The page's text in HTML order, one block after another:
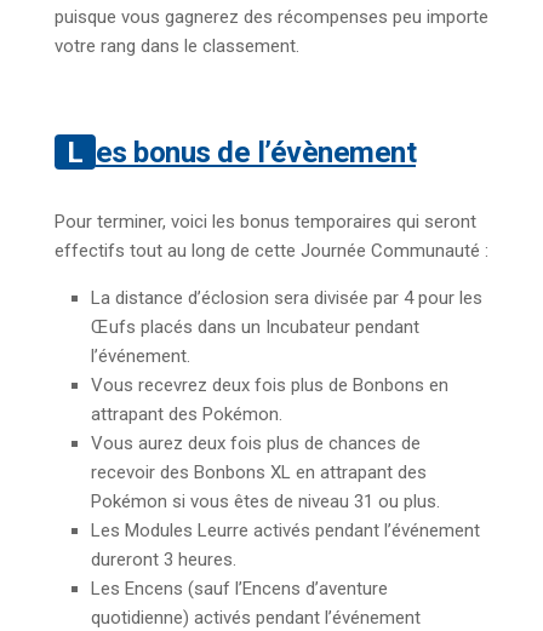
puisque vous gagnerez des récompenses peu importe
votre rang dans le classement.
Les bonus de l’évènement
Pour terminer, voici les bonus temporaires qui seront
effectifs tout au long de cette Journée Communauté :
La distance d’éclosion sera divisée par 4 pour les
Œufs placés dans un Incubateur pendant
l’événement.
Vous recevrez deux fois plus de Bonbons en
attrapant des Pokémon.
Vous aurez deux fois plus de chances de
recevoir des Bonbons XL en attrapant des
Pokémon si vous êtes de niveau 31 ou plus.
Les Modules Leurre activés pendant l’événement
dureront 3 heures.
Les Encens (sauf l’Encens d’aventure
quotidienne) activés pendant l’événement